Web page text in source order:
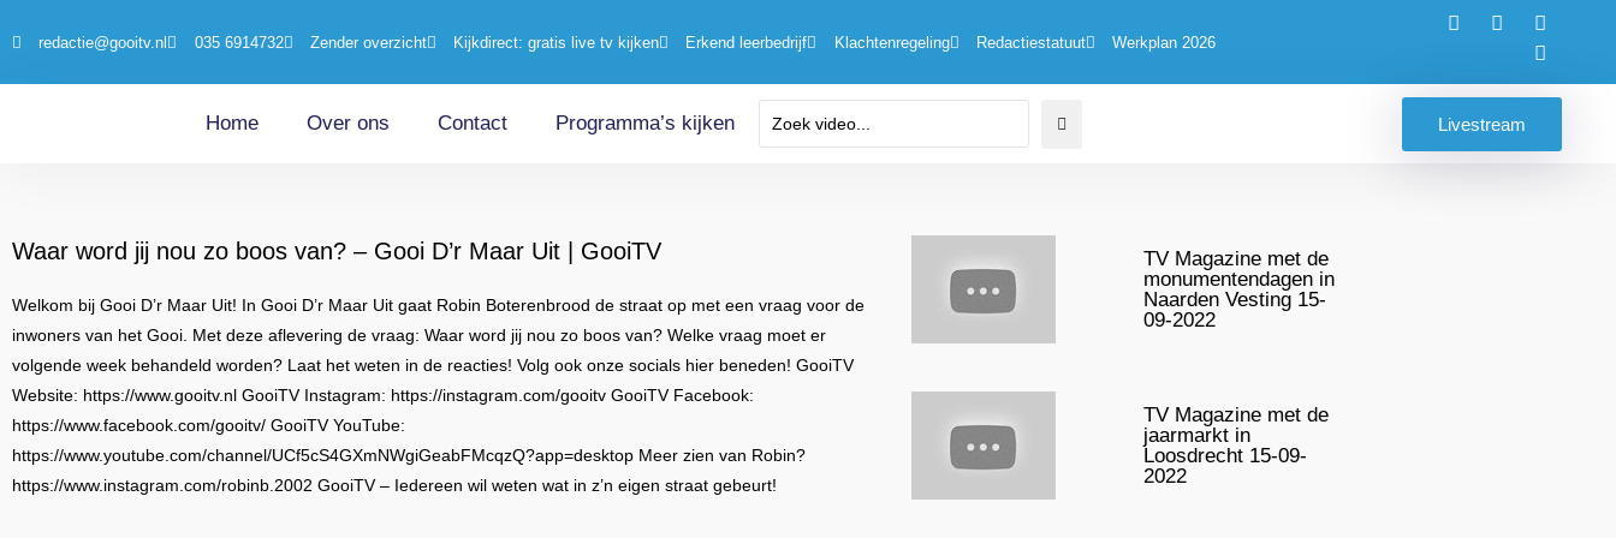
redactie@gooitv.nl 035 6914732 Zender overzicht Kijkdirect: gratis live tv kijken Erkend leerbedrijf Klachtenregeling Redactiestatuut Werkplan 2026
Home Over ons Contact Programma’s kijken Livestream
Waar word jij nou zo boos van? – Gooi D’r Maar Uit | GooiTV
Welkom bij Gooi D’r Maar Uit! In Gooi D’r Maar Uit gaat Robin Boterenbrood de straat op met een vraag voor de
inwoners van het Gooi. Met deze aflevering de vraag: Waar word jij nou zo boos van? Welke vraag moet er
volgende week behandeld worden? Laat het weten in de reacties! Volg ook onze socials hier beneden! GooiTV
Website: https://www.gooitv.nl GooiTV Instagram: https://instagram.com/gooitv GooiTV Facebook:
https://www.facebook.com/gooitv/ GooiTV YouTube:
https://www.youtube.com/channel/UCf5cS4GXmNWgiGeabFMcqzQ?app=desktop Meer zien van Robin?
https://www.instagram.com/robinb.2002 GooiTV – Iedereen wil weten wat in z’n eigen straat gebeurt!
TV Magazine met de
monumentendagen in
Naarden Vesting 15-
09-2022
TV Magazine met de
jaarmarkt in
Loosdrecht 15-09-
2022